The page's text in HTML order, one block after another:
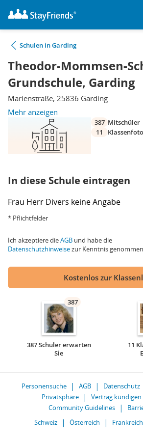
Schulen in Garding
Theodor-Mommsen-
Grundschule, Garding
Marienstraße, 25836 Garding
Mehr anzeigen
387 Mitschüler
11
In diese Schule eintragen
Frau Herr Divers keine Angabe
* Pflichtfelder
Ich akzeptiere dieAGB und habe die
Datenschutzhinweisezur Kenntnis
Kostenlos zur
387
387 Schüler erwarten
Sie
11
Personensuche AGB Datenschutz
Privatsphäre
Vertrag kündigen
Community Guidelines
Schweiz
Österreich Frankreich